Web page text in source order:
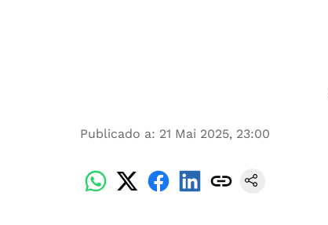
Publicado a: 21 Mai 2025, 23:00